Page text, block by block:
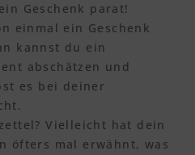
Geschenk parat!
einmal ein Geschenk
kannst du ein
abschätzen und
es bei deiner
Vielleicht hat dein
öfters mal erwähnt, was